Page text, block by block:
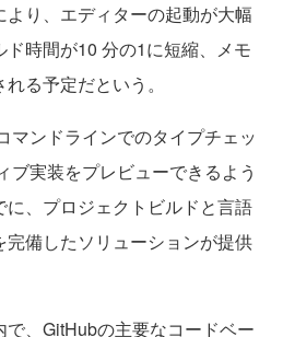
り、エディターの起動が大幅
時間が10 分の1に短縮、メモ
る予定だという。
ンドラインでのタイプチェッ
ブ実装をプレビューできるよう
、プロジェクトビルドと言語
備したソリューションが提供
、GitHubの主要なコードベー